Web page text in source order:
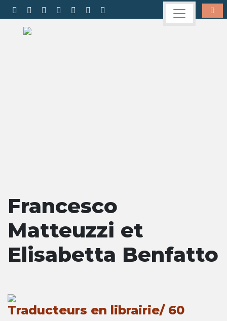
Francesco
Matteuzzi et
Elisabetta Benfatto
Traducteurs en librairie/ 60